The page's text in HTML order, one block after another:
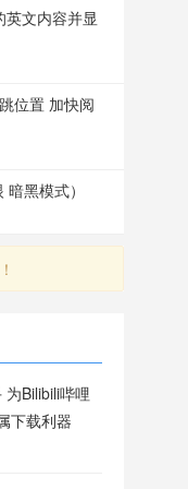
文内容并显
位置 加快阅
黑模式）
为Bilibili哔哩
下载利器